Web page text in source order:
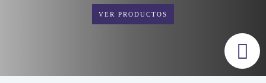
VER PRODUCTOS